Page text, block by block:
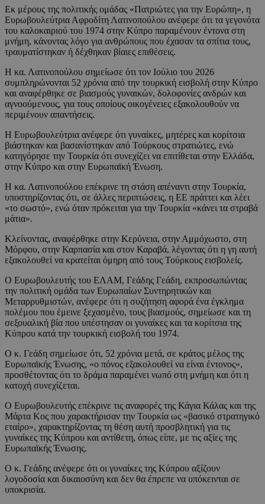
Εκ μέρους της πολιτικής ομάδας «Πατριώτες για την Ευρώπη», η
Ευρωβουλεύτρια Αφροδίτη Λατινοπούλου ανέφερε ότι τα γεγονότα
του καλοκαιριού του 1974 στην Κύπρο παραμένουν έντονα στη
μνήμη, κάνοντας λόγο για ανθρώπους που έχασαν τα σπίτια τους,
τραυματίστηκαν ή δέχθηκαν βίαιες επιθέσεις.
Η κα. Λατινοπούλου σημείωσε ότι τον Ιούλιο του 2026
συμπληρώνονται 52 χρόνια από την τουρκική εισβολή στην Κύπρο
και αναφέρθηκε σε βιασμούς γυναικών, δολοφονίες ανδρών και
αγνοούμενους, για τους οποίους οικογένειες εξακολουθούν να
περιμένουν απαντήσεις.
Η Ευρωβουλεύτρια ανέφερε ότι γυναίκες, μητέρες και κορίτσια
βιάστηκαν και βασανίστηκαν από Τούρκους στρατιώτες, ενώ
κατηγόρησε την Τουρκία ότι συνεχίζει να επιτίθεται στην Ελλάδα,
στην Κύπρο και στην Ευρωπαϊκή Ένωση.
Η κα. Λατινοπούλου επέκρινε τη στάση απέναντι στην Τουρκία,
υποστηρίζοντας ότι, σε άλλες περιπτώσεις, η ΕΕ πράττει και λέει
«το σωστό», ενώ όταν πρόκειται για την Τουρκία «κάνει τα στραβά
μάτια».
Κλείνοντας, αναφέρθηκε στην Κερύνεια, στην Αμμόχωστο, στη
Μόρφου, στην Καρπασία και στον Καραβά, λέγοντας ότι η γη αυτή
εξακολουθεί να κρατείται όμηρη από τους Τούρκους εισβολείς.
Ο Ευρωβουλευτής του ΕΛΑΜ, Γεάδης Γεάδη, εκπροσωπώντας
την πολιτική ομάδα των Ευρωπαίων Συντηρητικών και
Μεταρρυθμιστών, ανέφερε ότι η συζήτηση αφορά ένα έγκλημα
πολέμου που έμεινε ξεχασμένο, τους βιασμούς, σημείωσε και τη
σεξουαλική βία που υπέστησαν οι γυναίκες και τα κορίτσια της
Κύπρου κατά την τουρκική εισβολή του 1974.
Ο κ. Γεάδη σημείωσε ότι, 52 χρόνια μετά, σε κράτος μέλος της
Ευρωπαϊκής Ένωσης, «ο πόνος εξακολουθεί να είναι έντονος»,
προσθέτοντας ότι το δράμα παραμένει νωπό στη μνήμη και ότι η
κατοχή συνεχίζεται.
Ο Ευρωβουλευτής επέκρινε τις αναφορές της Κάγια Κάλας και της
Μάρτα Κος που χαρακτήρισαν την Τουρκία ως «βασικό στρατηγικό
εταίρο», χαρακτηρίζοντας τη θέση αυτή προσβλητική για τις
γυναίκες της Κύπρου και αντίθετη, όπως είπε, με τις αξίες της
Ευρωπαϊκής Ένωσης.
Ο κ. Γεάδης ανέφερε ότι οι γυναίκες της Κύπρου αξίζουν
λογοδοσία και δικαιοσύνη και δεν θα έπρεπε να υπόκεινται σε
υποκρισία.